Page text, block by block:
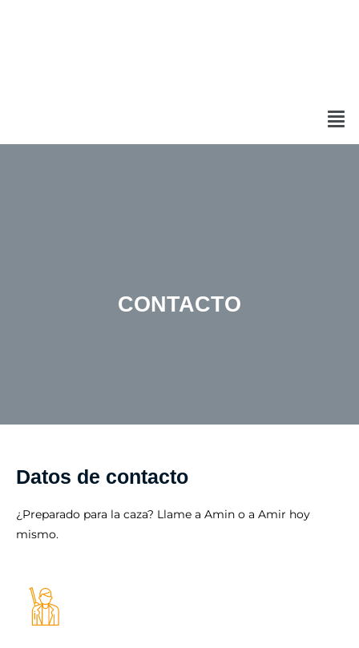
CONTACTO
Datos de contacto
¿Preparado para la caza? Llame a Amin o a Amir hoy
mismo.